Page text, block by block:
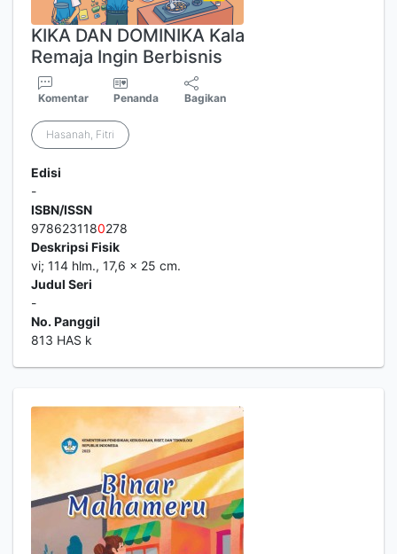
KIKA DAN DOMINIKA Kala
Remaja Ingin Berbisnis
Komentar Penanda Bagikan
Hasanah, Fitri
Edisi
-
ISBN/ISSN
9786231180278
Deskripsi Fisik
vi; 114 hlm., 17,6 x 25 cm.
Judul Seri
-
No. Panggil
813 HAS k